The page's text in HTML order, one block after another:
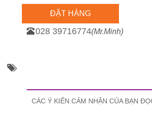
ĐẶT HÀNG
028 39716774(Mr.Minh)
CÁC Ý KIẾN CẢM NHẬN CỦA BẠN